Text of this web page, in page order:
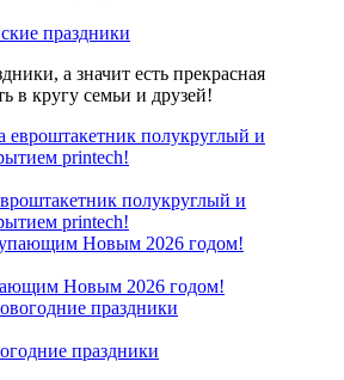
праздники
а значит есть прекрасная
в кругу семьи и друзей!
полукруглый и
printech!
Новым 2026 годом!
праздники